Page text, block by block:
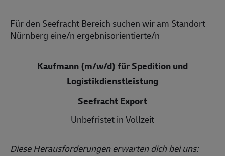
Für den Seefracht Bereich suchen wir am Standort
Nürnberg eine/n ergebnisorientierte/n
Kaufmann (m/w/d) für Spedition und
Logistikdienstleistung
Seefracht Export
Unbefristet in Vollzeit
Diese Herausforderungen erwarten dich bei uns: